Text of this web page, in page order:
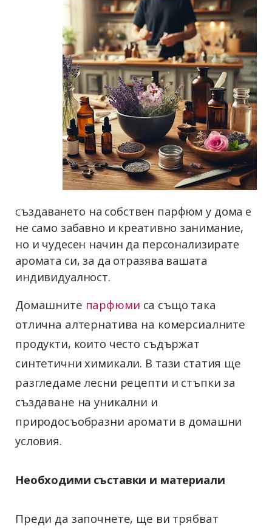
Създаването на собствен парфюм у дома е
не само забавно и креативно занимание,
но и чудесен начин да персонализирате
аромата си, за да отразява вашата
индивидуалност.
Домашните парфюми са също така
отлична алтернатива на комерсиалните
продукти, които често съдържат
синтетични химикали. В тази статия ще
разгледаме лесни рецепти и стъпки за
създаване на уникални и
природосъобразни аромати в домашни
условия.
Необходими съставки и материали
Преди да започнете, ще ви трябват